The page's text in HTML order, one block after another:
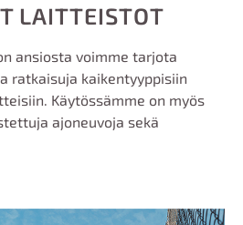
LAITTEISTOT
ansiosta voimme tarjota
ratkaisuja kaikentyyppisiin
Käytössämme on myös
ajoneuvoja sekä